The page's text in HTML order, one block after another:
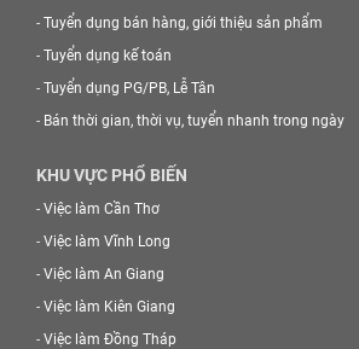
- Tuyển dụng bán hàng, giới thiệu sản phẩm
- Tuyển dụng kế toán
- Tuyển dụng PG/PB, Lễ Tân
- Bán thời gian, thời vụ, tuyển nhanh trong ngày
KHU VỰC PHỔ BIẾN
- Việc làm Cần Thơ
- Việc làm Vĩnh Long
- Việc làm An Giang
- Việc làm Kiên Giang
- Việc làm Đồng Tháp